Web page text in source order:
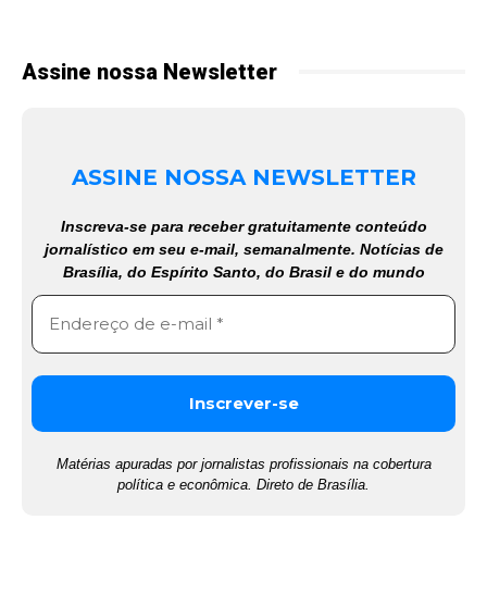
Assine nossa Newsletter
ASSINE NOSSA NEWSLETTER
Inscreva-se para receber gratuitamente conteúdo
jornalístico em seu e-mail, semanalmente. Notícias de
Brasília, do Espírito Santo, do Brasil e do mundo
Matérias apuradas por jornalistas profissionais na cobertura
política e econômica. Direto de Brasília.